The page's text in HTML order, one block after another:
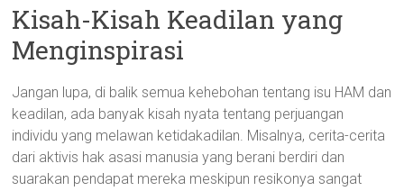
Kisah-Kisah Keadilan yang
Menginspirasi
Jangan lupa, di balik semua kehebohan tentang isu HAM dan
keadilan, ada banyak kisah nyata tentang perjuangan
individu yang melawan ketidakadilan. Misalnya, cerita-cerita
dari aktivis hak asasi manusia yang berani berdiri dan
suarakan pendapat mereka meskipun resikonya sangat